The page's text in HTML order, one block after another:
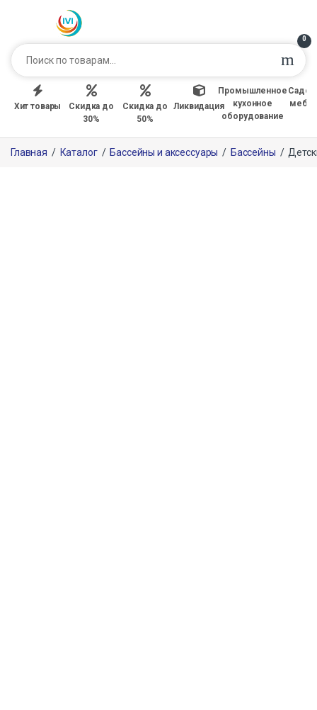
0
Хит товары
Скидка до
30%
Скидка до
50%
Ликвидация
Промышленное
кухонное
оборудование
Главная / Каталог / Бассейны и аксессуары / Бассейны /